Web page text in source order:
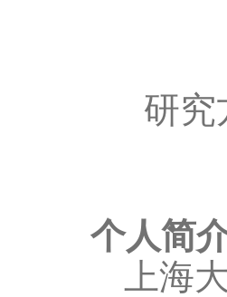
研究
个人简
上海